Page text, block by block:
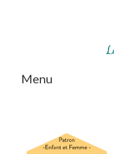
Menu